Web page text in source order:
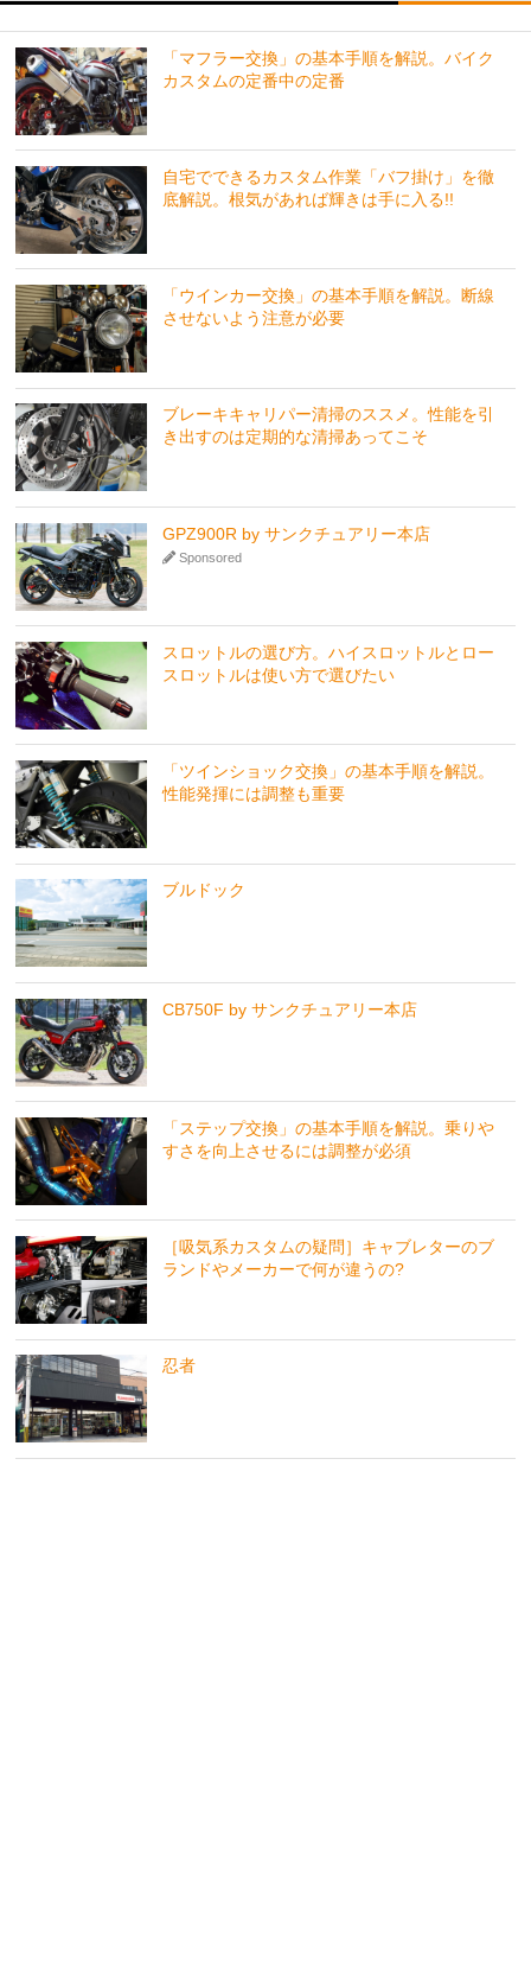
「マフラー交換」の基本手順を解説。バイク
カスタムの定番中の定番
自宅でできるカスタム作業「バフ掛け」を徹
底解説。根気があれば輝きは手に入る!!
「ウインカー交換」の基本手順を解説。断線
させないよう注意が必要
ブレーキキャリパー清掃のススメ。性能を引
き出すのは定期的な清掃あってこそ
GPZ900R by サンクチュアリー本店
Sponsored
スロットルの選び方。ハイスロットルとロー
スロットルは使い方で選びたい
「ツインショック交換」の基本手順を解説。
性能発揮には調整も重要
ブルドック
CB750F by サンクチュアリー本店
「ステップ交換」の基本手順を解説。乗りや
すさを向上させるには調整が必須
［吸気系カスタムの疑問］キャブレターのブ
ランドやメーカーで何が違うの?
忍者